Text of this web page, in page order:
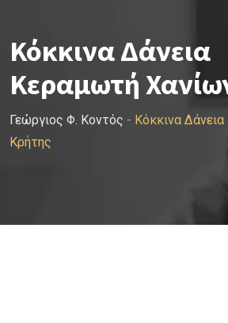
Κόκκινα Δάνεια
Κεραμωτή
Γεώργιος Φ. Κοντός - Κόκκινα
Κρήτης